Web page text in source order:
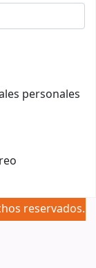
personales
reservados.